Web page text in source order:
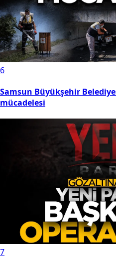
6
Samsun Büyükşehir
mücadelesi
7